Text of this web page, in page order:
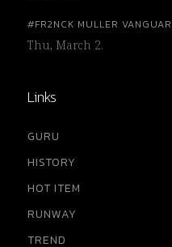
#FR2NCK MULLER
Thu, March 2.
Links
GURU
HISTORY
HOT ITEM
RUNWAY
TREND